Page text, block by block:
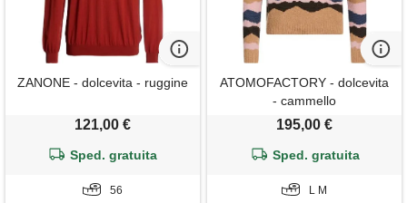
ZANONE - dolcevita - ruggine
121,00 €
Sped. gratuita
56
ATOMOFACTORY - dolcevita
- cammello
195,00 €
Sped. gratuita
L M